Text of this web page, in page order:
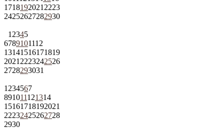
1718192021 2223
24252627282930
1 2345
6789101112
13141516171819
2021 2223242526
2728293031
1 234567
891011121314
15161718192021
22232425262728
2930